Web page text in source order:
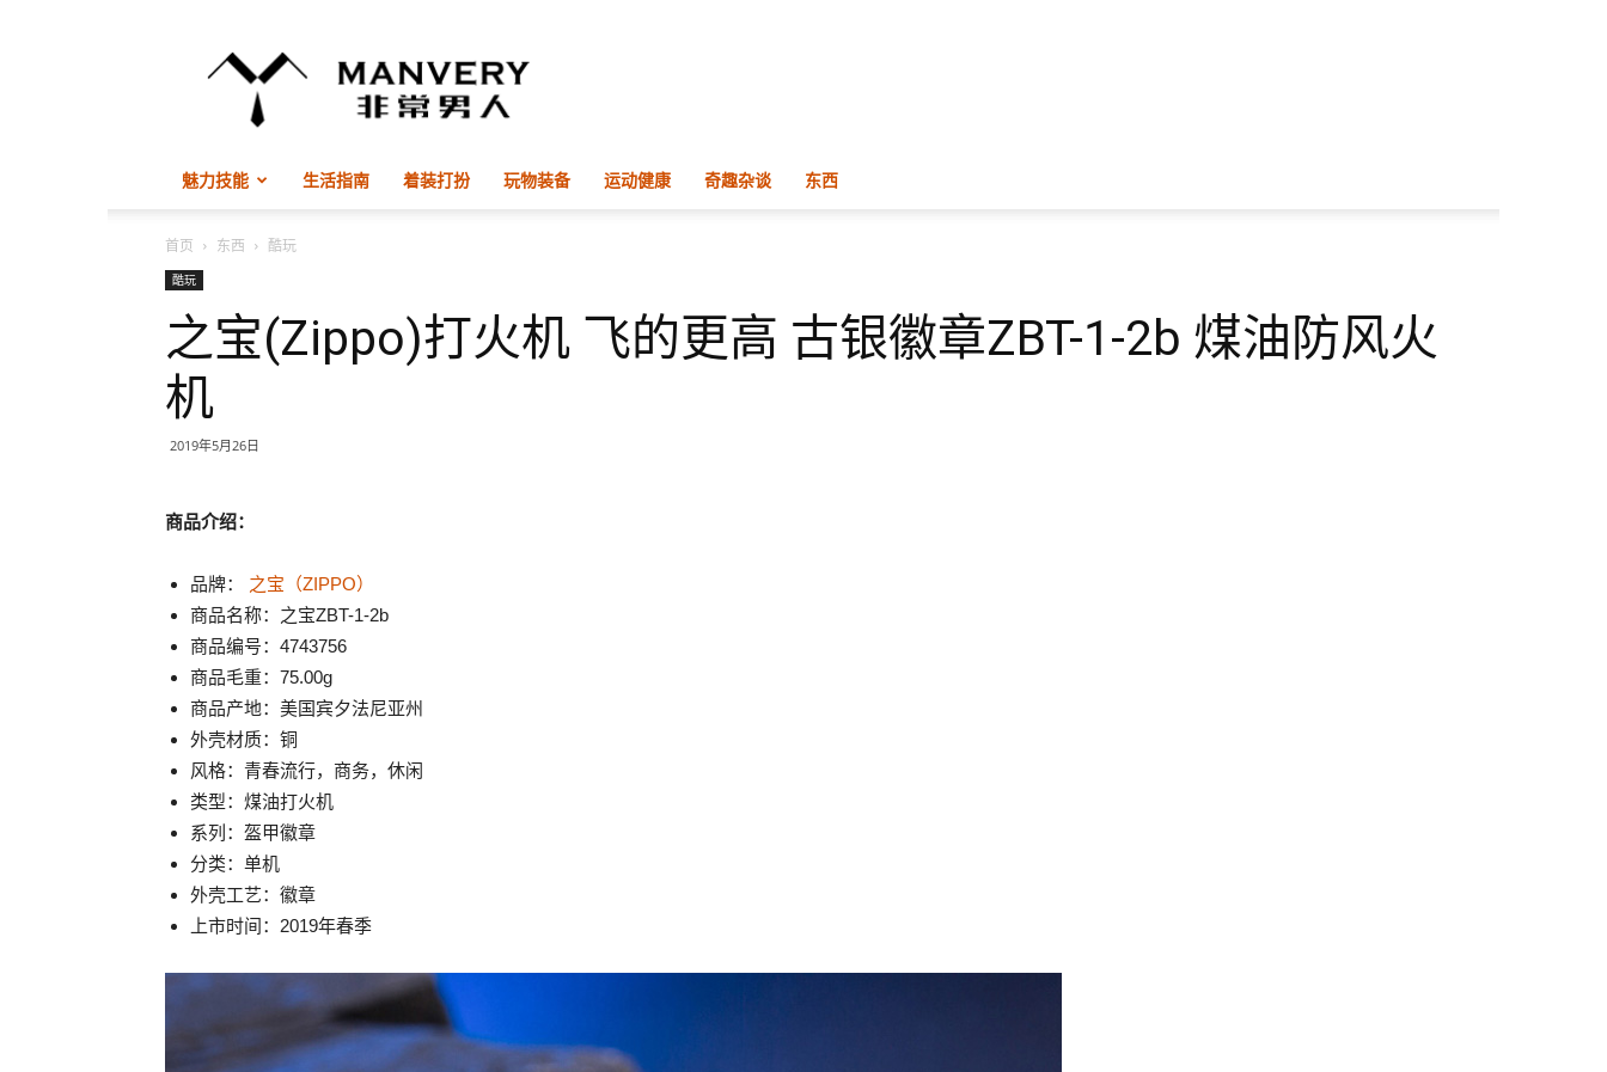
常
魅力技能
生活指南 着装打扮 玩物装备 运动健康 奇趣杂谈 东西
首页 东西 酷玩
酷玩
之宝(Zippo)打火机 飞的更高 古银徽章ZBT-1-2b 煤油防风火
机
2019年5月26日
商品介绍：
品牌： 之宝（ZIPPO）
商品名称：之宝ZBT-1-2b
商品编号：4743756
商品毛重：75.00g
商品产地：美国宾夕法尼亚州
外壳材质：铜
风格：青春流行，商务，休闲
类型：煤油打火机
系列：盔甲徽章
分类：单机
外壳工艺：徽章
上市时间：2019年春季